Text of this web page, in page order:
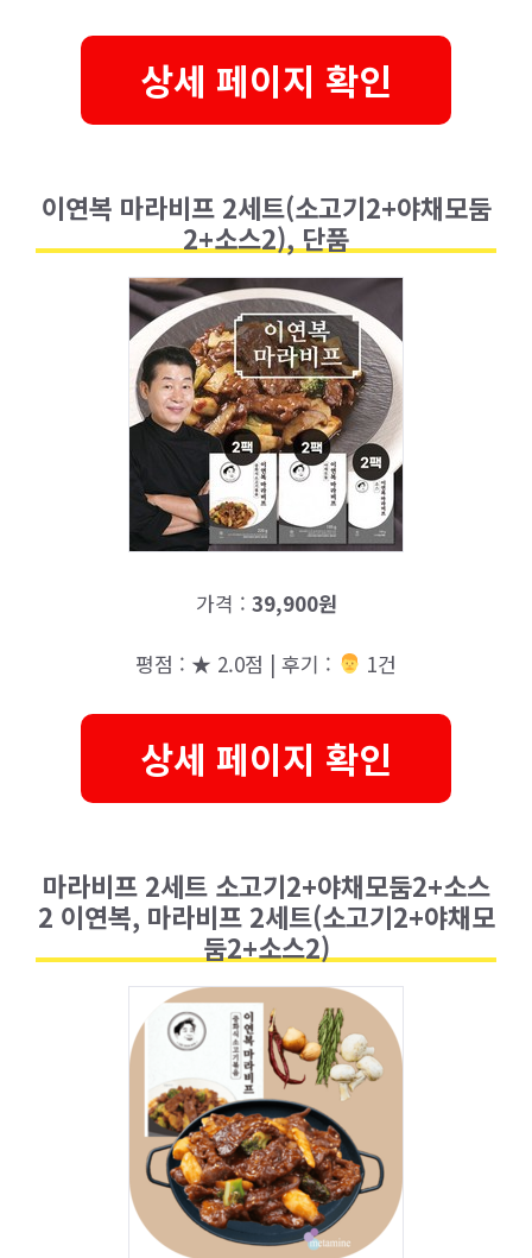
상세 페이지 확인
이연복 마라비프 2세트(소고기2+야채모둠
2+소스2), 단품
가격 : 39,900원
평점 : ★ 2.0점 | 후기 : ‍‍ 1건
상세 페이지 확인
마라비프 2세트 소고기2+야채모둠2+소스
2 이연복, 마라비프 2세트(소고기2+야채모
둠2+소스2)